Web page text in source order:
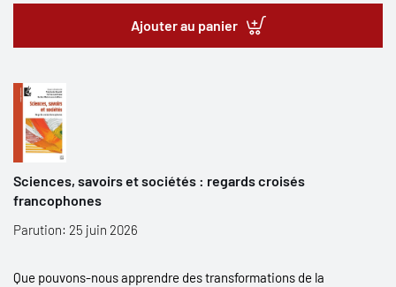
Ajouter au panier
Sciences, savoirs et sociétés : regards croisés
francophones
Parution: 25 juin 2026
Que pouvons-nous apprendre des transformations de la